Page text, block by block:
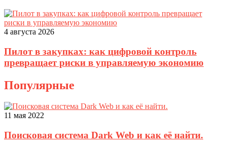
4 августа 2026
Пилот в закупках: как цифровой контроль
превращает риски в управляемую экономию
Популярные
11 мая 2022
Поисковая система Dark Web и как её найти.